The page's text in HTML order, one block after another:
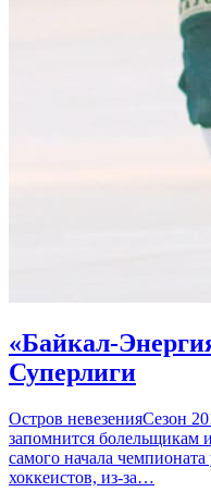
«Байкал-
Суперлиги
Остров невезенияСезон
запомнится болельщикам
самого начала чемпионата
хоккеистов, из-за…